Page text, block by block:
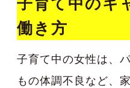
働き方
子育て中の女性は、
もの体調不良など、